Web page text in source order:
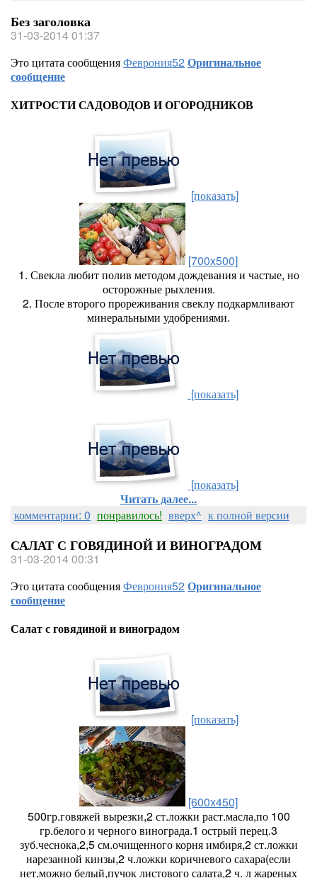
Без заголовка
31-03-2014 01:37
Это цитата сообщенияФеврония52Оригинальное
сообщение
ХИТРОСТИ САДОВОДОВ И ОГОРОДНИКОВ
[показать]
[700x500]
1. Свекла любит полив методом дождевания и частые, но
осторожные рыхления.
2. После второго прореживания свеклу подкармливают
минеральными удобрениями.
[показать]
[показать]
Читать далее...
комментарии: 0 понравилось! вверх^ к полной версии
САЛАТ С ГОВЯДИНОЙ И ВИНОГРАДОМ
31-03-2014 00:31
Это цитата сообщенияФеврония52Оригинальное
сообщение
Салат с говядиной и виноградом
[показать]
[600x450]
500гр.говяжей вырезки,2 ст.ложки раст.масла,по 100
гр.белого и черного винограда.1 острый перец.3
зуб.чеснока,2,5 см.очищенного корня имбиря,2 ст.ложки
нарезанной кинзы,2 ч.ложки коричневого сахара(если
нет,можно белый,пучок листового салата,2 ч. л жареных